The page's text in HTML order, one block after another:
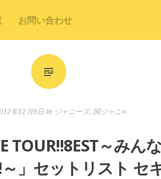
お問い合わせ
年12月9日 in ジャニーズ, 関ジャニ∞
TOUR!!8EST～みん
」セットリスト セ